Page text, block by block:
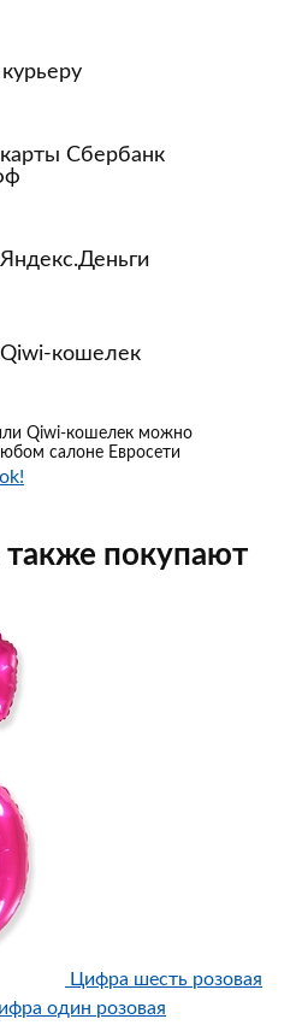
Сбербанк
Qiwi-кошелек
Qiwi-кошелек можно
салоне Евросети
также покупают
Цифра шесть розовая
один розовая